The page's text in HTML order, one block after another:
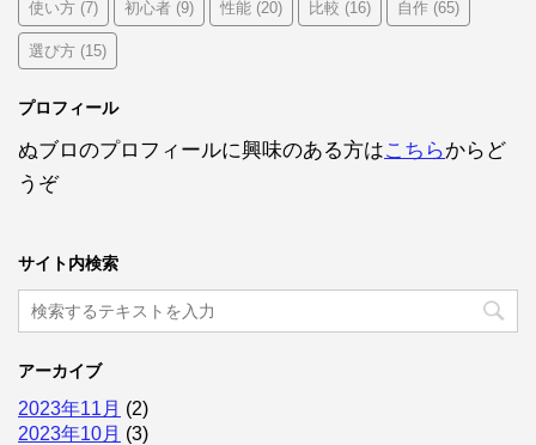
使い方 (7) 初心者 (9) 性能 (20) 比較 (16) 自作 (65)
選び方 (15)
プロフィール
ぬブロのプロフィールに興味のある方はこちらからど
うぞ
サイト内検索
アーカイブ
2023年11月 (2)
2023年10月 (3)